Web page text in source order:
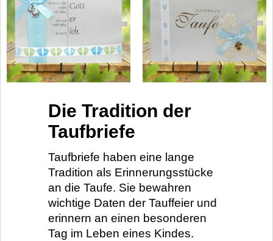
Die Tradition der
Taufbriefe
Taufbriefe haben eine lange
Tradition als Erinnerungsstücke
an die Taufe. Sie bewahren
wichtige Daten der Tauffeier und
erinnern an einen besonderen
Tag im Leben eines Kindes.